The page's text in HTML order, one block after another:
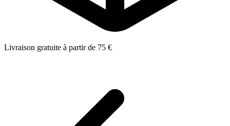
Livraison gratuite à partir de 75 €